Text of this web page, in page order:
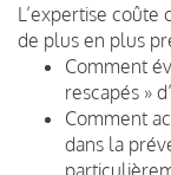
L’expertise coûte
de plus en plus
Comment
rescapés »
Comment
dans la